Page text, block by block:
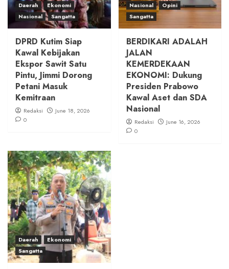
Daerah
Ekonomi
Nasional
Sangatta
DPRD Kutim Siap
Kawal Kebijakan
Ekspor Sawit Satu
Pintu, Jimmi Dorong
Petani Masuk
Kemitraan
Redaksi
June 18, 2026
0
Nasional
Opini
Sangatta
BERDIKARI ADALAH
JALAN
KEMERDEKAAN
EKONOMI: Dukung
Presiden Prabowo
Kawal Aset dan SDA
Nasional
Redaksi
June 16, 2026
0
Daerah
Ekonomi
Sangatta